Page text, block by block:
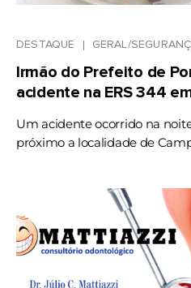
DESTAQUE GERAL/
Irmão do Prefeito de
acidente na ERS 344
Um acidente ocorrido na
próximo a localidade de